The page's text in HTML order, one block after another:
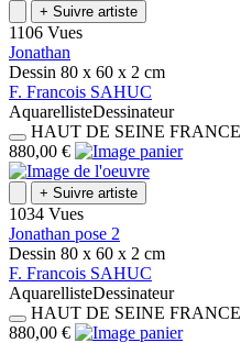
+ Suivre artiste
1106 Vues
Jonathan
Dessin 80 x 60 x 2 cm
F. Francois SAHUC
AquarellisteDessinateur
HAUT DE SEINE FRANCE
880,00 €
+ Suivre artiste
1034 Vues
Jonathan pose 2
Dessin 80 x 60 x 2 cm
F. Francois SAHUC
AquarellisteDessinateur
HAUT DE SEINE FRANCE
880,00 €